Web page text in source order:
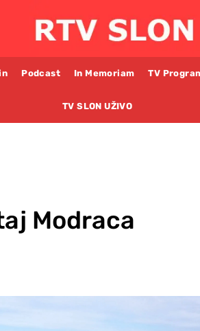
Podcast In Memoriam TV
TV SLON UŽIVO
Modraca